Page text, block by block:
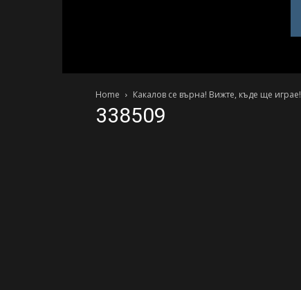
Home Какалов се върна! Вижте, къде ще играе!
338509